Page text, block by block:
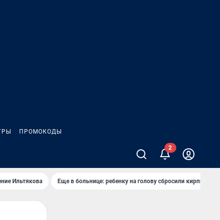
ПРОМОКОДЫ
Ильтякова Еще в больнице: ребенку на голову сбросили кирпич